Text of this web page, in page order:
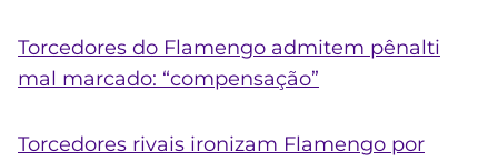
Torcedores do Flamengo admitem pênalti
mal marcado: “compensação”
Torcedores rivais ironizam Flamengo por